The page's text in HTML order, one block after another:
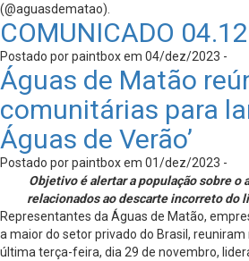
(@aguasdematao).
COMUNICADO
Postado por paintbox em 04/dez/2023 -
Águas de Matão
comunitárias para
Águas de Verão’
Postado por paintbox em 01/dez/2023 -
Objetivo é alertar a população sobre o
relacionados ao descarte incorreto do
Representantes da Águas de Matão,
a maior do setor privado do Brasil, reuniram
última terça-feira, dia 29 de novembro,